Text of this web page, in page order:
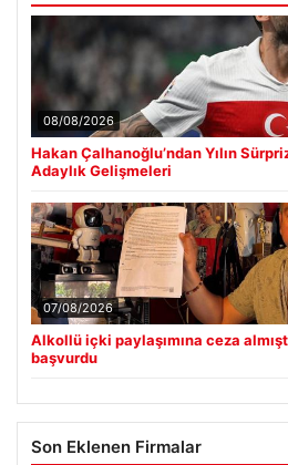
08/08/2026
Hakan Çalhanoğlu’ndan Yılın
Adaylık Gelişmeleri
07/08/2026
Alkollü içki paylaşımına ceza
başvurdu
Son Eklenen Firmalar